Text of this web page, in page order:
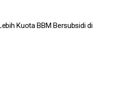
Kuota BBM Bersubsidi di